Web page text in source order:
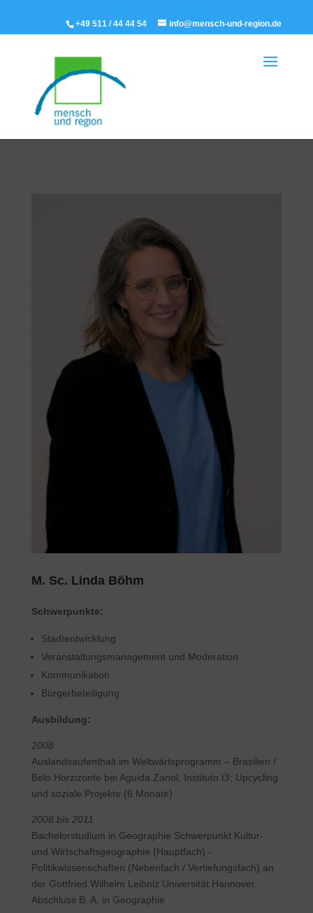
+49 511 / 44 44 54 info@mensch-und-region.de
M. Sc. Linda Böhm
Schwerpunkte:
Stadtentwicklung
Veranstaltungsmanagement und Moderation
Kommunikation
Bürgerbeteiligung
Ausbildung:
2008
Auslandsaufenthalt im Weltwärtsprogramm – Brasilien /
Belo Horzizonte bei Aguida Zanol, Instituto t3; Upcycling
und soziale Projekte (6 Monate)
2008 bis 2011
Bachelorstudium in Geographie Schwerpunkt Kultur-
und Wirtschaftsgeographie (Hauptfach) -
Politikwissenschaften (Nebenfach / Vertiefungsfach) an
der Gottfried Wilhelm Leibniz Universität Hannover,
Abschluss B. A. in Geographie